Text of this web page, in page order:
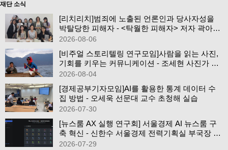
재단 소식
[리치리치]범죄에 노출된 언론인과 당사자성을
박탈당한 피해자 - <탁월한 피해자> 저자 곽아람
조선일보 기자…
2026-08-06
[비주얼 스토리텔링 연구모임]사람을 읽는 사진,
기회를 키우는 커뮤니케이션 - 조세현 사진가 초
청
2026-08-04
[경제공부기자모임]AI를 활용한 통계 데이터 수
집 방법 - 오세욱 선문대 교수 초청해 실습
2026-07-30
[뉴스룸 AX 실행 연구회] 서울경제 AI 뉴스룸 구
축 혁신 - 신한수 서울경제 전력기획실 부국장 초
청
2026-07-29